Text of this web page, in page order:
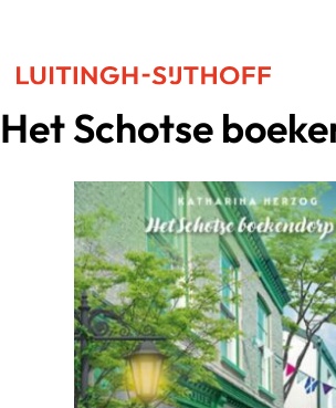
Het Schotse